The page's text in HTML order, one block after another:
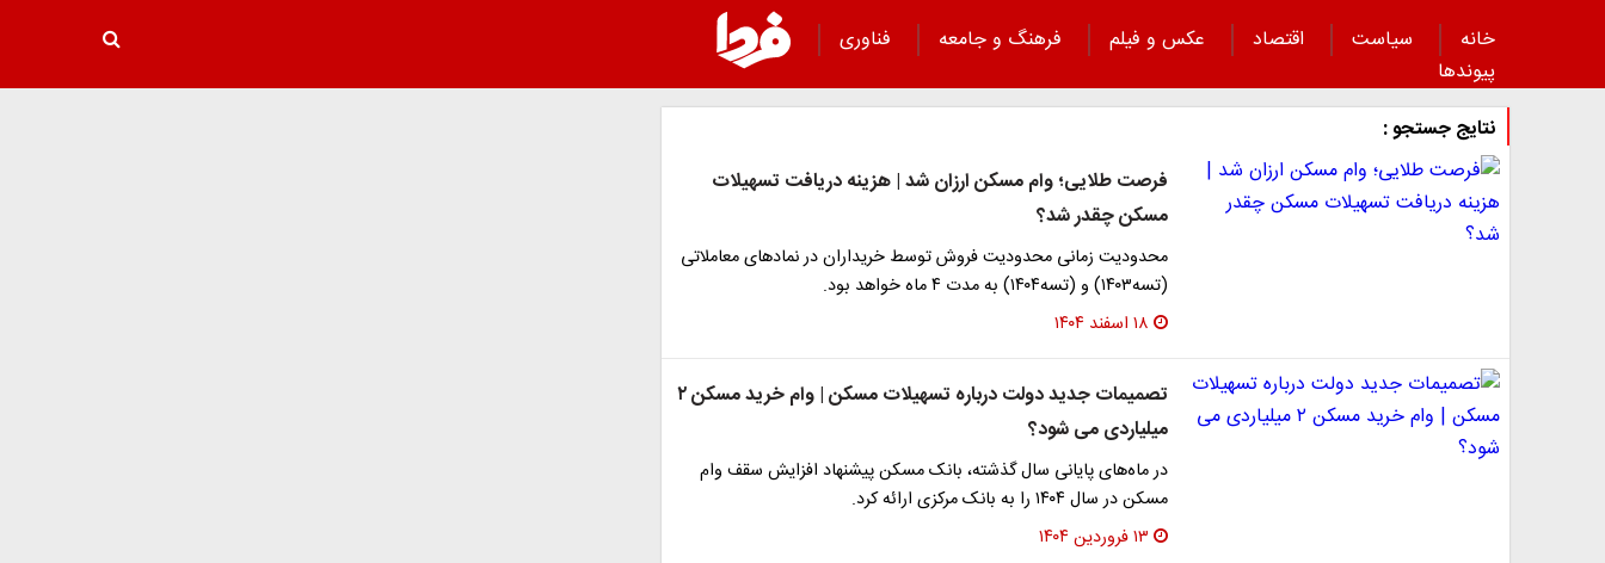
خانه سیاست اقتصاد عکس و فیلم فرهنگ و جامعه
فناوری
پیوند‌ها
نتایج جستجو :
فرصت طلایی؛ وام مسکن ارزان شد | هزینه دریافت تسهیلات
مسکن چقدر شد؟
محدودیت زمانی محدودیت فروش توسط خریداران در نمادهای معاملاتی
(تسه۱۴۰۳) و (تسه۱۴۰۴) به مدت ۴ ماه خواهد بود.
۱۸ اسفند ۱۴۰۴
تصمیمات جدید دولت درباره تسهیلات مسکن | وام خرید مسکن ۲
میلیاردی می شود؟
در ماه‌های پایانی سال گذشته، بانک مسکن پیشنهاد افزایش سقف وام
مسکن در سال ۱۴۰۴ را به بانک مرکزی ارائه کرد.
۱۳ فروردین ۱۴۰۴